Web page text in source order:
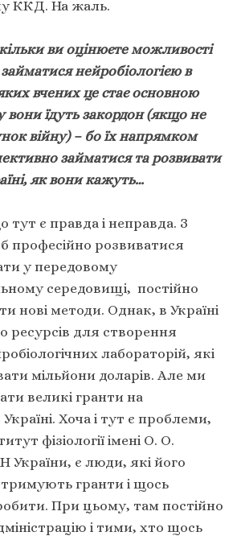
ККД. На жаль.
ви оцінюєте можливості
нейробіологією в
вчених це стає основною
їдуть закордон (якщо не
війну) – бо їх напрямком
займатися та розвивати
як вони кажуть…
є правда і неправда. З
професійно розвиватися
у передовому
середовищі, постійно
нові методи. Однак, в Україні
ресурсів для створення
лабораторій, які
мільйони доларів. Але ми
великі гранти на
Хоча і тут є проблеми,
фізіології імені О. О.
України, є люди, які його
гранти і щось
При цьому, там постійно
і тими, хто щось